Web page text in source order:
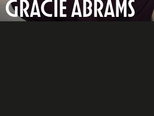
GRACIE ABRAMS